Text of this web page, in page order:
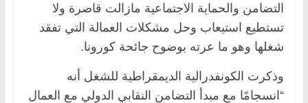
التضامن والحماية الاجتماعية مازالت قاصرة ولا
تستطيع استيعاب وحل مشكلات العمالة التي تفقد
شغلها وهو ما عرته بوضوح جائحة كورونا.
وذكرت الكونفدرالية الديمقراطية للشغل أنه
“انسجامًا مع مبدأ التضامن النقابي الدولي مع العمال